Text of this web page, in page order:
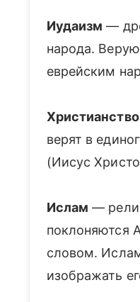
Иудаизм —
народа.
еврейским
Христианство
верят в
(Иисус
Ислам —
поклоняются
словом.
изображать